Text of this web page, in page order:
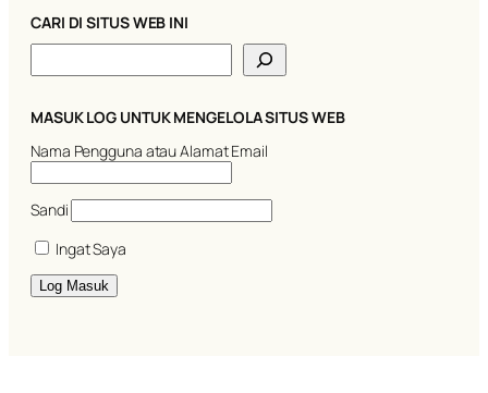
CARI DI SITUS WEB INI
a
iMASUK LOG UNTUK MENGELOLA SITUS WEB
Nama Pengguna atau Alamat Email
Sandi
Ingat Saya